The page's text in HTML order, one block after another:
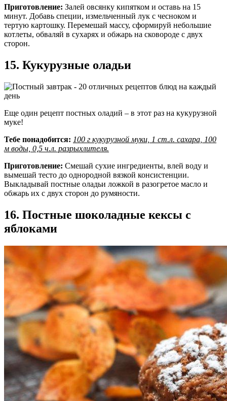
Приготовление: Залей овсянку кипятком и оставь на 15
минут. Добавь специи, измельченный лук с чесноком и
тертую картошку. Перемешай массу, сформируй небольшие
котлеты, обваляй в сухарях и обжарь на сковороде с двух
сторон.
15. Кукурузные оладьи
Еще один рецепт постных оладий – в этот раз на кукурузной
муке!
Тебе понадобится: 100 г кукурузной муки, 1 ст.л. сахара, 100
м воды, 0,5 ч.л. разрыхлителя.
Приготовление: Смешай сухие ингредиенты, влей воду и
вымешай тесто до однородной вязкой консистенции.
Выкладывай постные оладьи ложкой в разогретое масло и
обжарь их с двух сторон до румяности.
16. Постные шоколадные кексы с
яблоками